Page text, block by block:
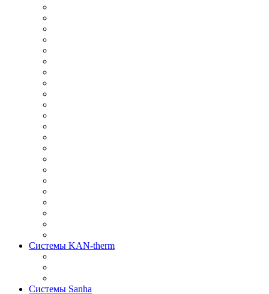
Системы KAN-therm
Системы Sanha